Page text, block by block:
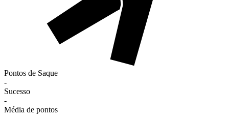
Pontos de Saque
-
Sucesso
-
Média de pontos